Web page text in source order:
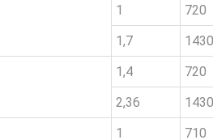
1 720
1,7
1430
1,4 720
2,36
1430
1 710